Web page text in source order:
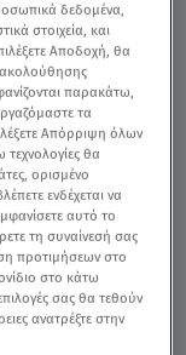
δεδομένα,
στοιχεία, και
Αποδοχή, θα
παρακάτω,
τα
Απόρριψη όλων
θα
ορισμένο
ενδέχεται να
αυτό το
τη συναίνεσή σας
προτιμήσεων στο
στο κάτω
σας θα τεθούν
ανατρέξτε στην